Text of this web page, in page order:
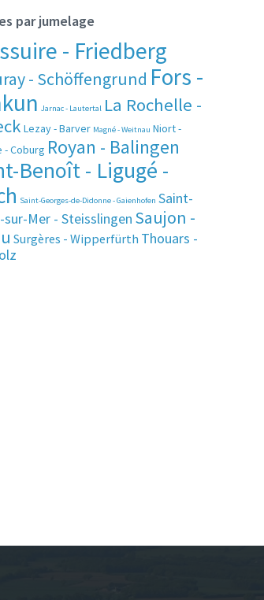
par jumelage
- Friedberg
- Schöffengrund Fors -
Jarnac - Lautertal La Rochelle -
Lezay - Barver Magné - Weitnau Niort -
- Coburg Royan - Balingen
Benoît - Ligugé -
Saint-Georges-de-Didonne - Gaienhofen Saint-
sur-Mer - Steisslingen Saujon -
Surgères - Wipperfürth Thouars -